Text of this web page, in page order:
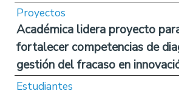
Proyectos
Académica lidera proyecto
fortalecer competencias de
gestión del fracaso en
Estudiantes